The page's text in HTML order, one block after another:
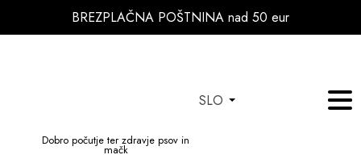
BREZPLAČNA POŠTNINA nad 50 eur
Dobro počutje ter zdravje psov in
mačk
SLO